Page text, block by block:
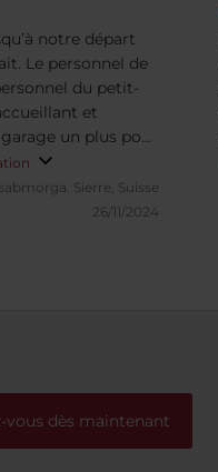
notre départ
Le personnel de
du petit-
et
un plus pour
le séjour!
situé pour accéder
vieille ville de
sabmorga. Sierre, Suisse
26/11/2024
vous dès maintenant